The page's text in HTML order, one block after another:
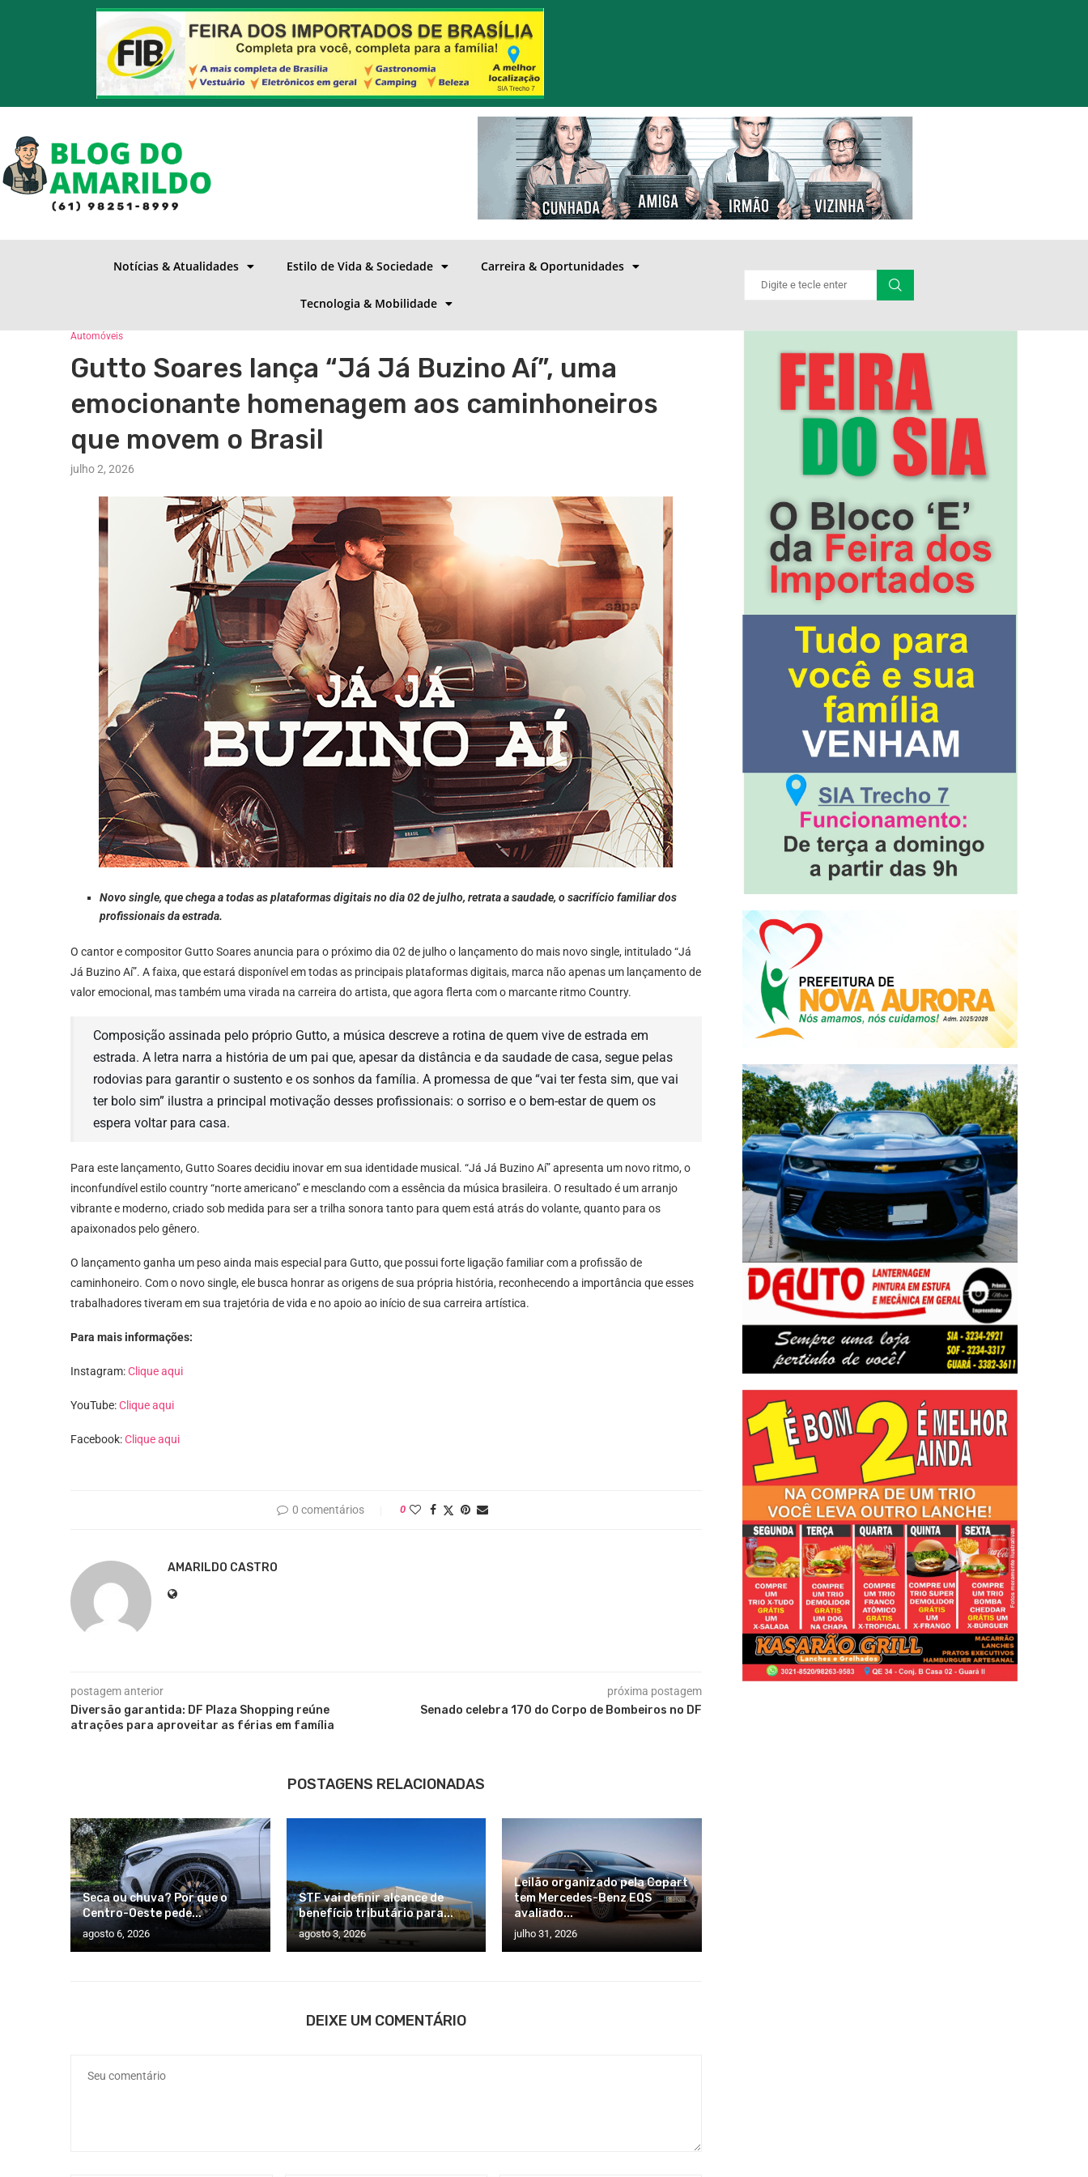
Notícias & Atualidades Estilo de Vida & Sociedade Carreira & Oportunidades
Tecnologia & Mobilidade
Automóveis
Gutto Soares lança “Já Já Buzino Aí”, uma
emocionante homenagem aos caminhoneiros
que movem o Brasil
julho 2, 2026
Novo single, que chega a todas as plataformas digitais no dia 02 de julho, retrata a saudade, o sacrifício familiar dos
profissionais da estrada.
O cantor e compositor Gutto Soares anuncia para o próximo dia 02 de julho o lançamento do mais novo single, intitulado “Já
Já Buzino Aí”. A faixa, que estará disponível em todas as principais plataformas digitais, marca não apenas um lançamento de
valor emocional, mas também uma virada na carreira do artista, que agora flerta com o marcante ritmo Country.
Composição assinada pelo próprio Gutto, a música descreve a rotina de quem vive de estrada em
estrada. A letra narra a história de um pai que, apesar da distância e da saudade de casa, segue pelas
rodovias para garantir o sustento e os sonhos da família. A promessa de que “vai ter festa sim, que vai
ter bolo sim” ilustra a principal motivação desses profissionais: o sorriso e o bem-estar de quem os
espera voltar para casa.
Para este lançamento, Gutto Soares decidiu inovar em sua identidade musical. “Já Já Buzino Aí” apresenta um novo ritmo, o
inconfundível estilo country “norte americano” e mesclando com a essência da música brasileira. O resultado é um arranjo
vibrante e moderno, criado sob medida para ser a trilha sonora tanto para quem está atrás do volante, quanto para os
apaixonados pelo gênero.
O lançamento ganha um peso ainda mais especial para Gutto, que possui forte ligação familiar com a profissão de
caminhoneiro. Com o novo single, ele busca honrar as origens de sua própria história, reconhecendo a importância que esses
trabalhadores tiveram em sua trajetória de vida e no apoio ao início de sua carreira artística.
Para mais informações:
Instagram:Clique aqui
YouTube:Clique aqui
Facebook:Clique aqui
0 comentários 0
AMARILDO CASTRO
postagem anterior
Diversão garantida: DF Plaza Shopping reúne
atrações para aproveitar as férias em família
próxima postagem
Senado celebra 170 do Corpo de Bombeiros no DF
POSTAGENS RELACIONADAS
Seca ou chuva? Por que o
Centro-Oeste pede...
agosto 6, 2026
STF vai definir alcance de
benefício tributário para...
agosto 3, 2026
Leilão organizado pela Copart
tem Mercedes-Benz EQS
avaliado...
julho 31, 2026
DEIXE UM COMENTÁRIO